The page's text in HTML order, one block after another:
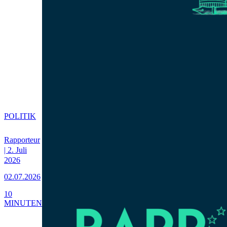
Rapporteur
| 2. Juli
2026
02.07.2026
POLITIK
10
MINUTEN